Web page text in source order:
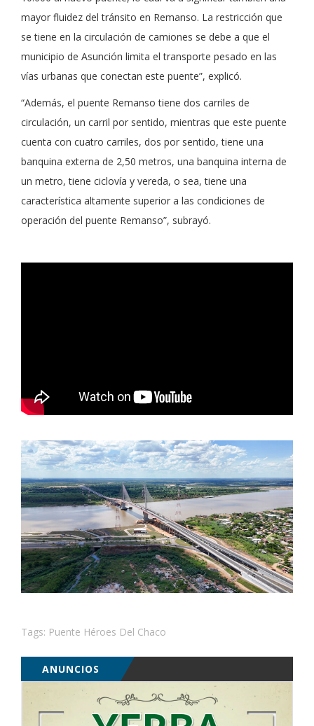
mayor fluidez del tránsito en Remanso. La restricción que
se tiene en la circulación de camiones se debe a que el
municipio de Asunción limita el transporte pesado en las
vías urbanas que conectan este puente”, explicó.
“Además, el puente Remanso tiene dos carriles de
circulación, un carril por sentido, mientras que este puente
cuenta con cuatro carriles, dos por sentido, tiene una
banquina externa de 2,50 metros, una banquina interna de
un metro, tiene ciclovía y vereda, o sea, tiene una
característica altamente superior a las condiciones de
operación del puente Remanso”, subrayó.
Tags: Puente Héroes Del Chaco
ANUNCIOS